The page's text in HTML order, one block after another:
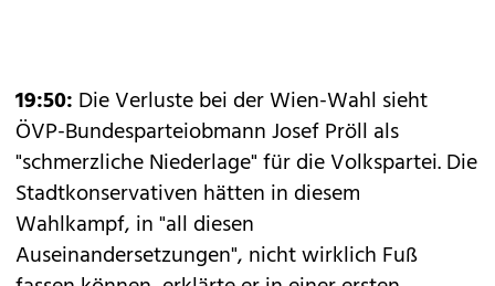
19:50: Die Verluste bei der Wien-Wahl sieht
ÖVP-Bundesparteiobmann Josef Pröll als
"schmerzliche Niederlage" für die Volkspartei. Die
Stadtkonservativen hätten in diesem
Wahlkampf, in "all diesen
Auseinandersetzungen", nicht wirklich Fuß